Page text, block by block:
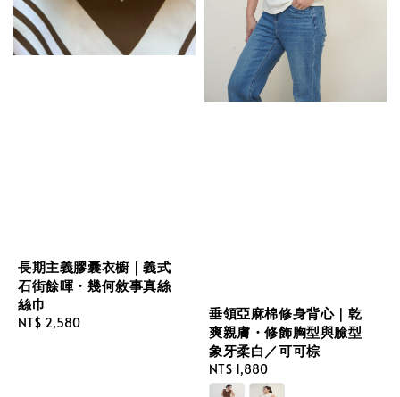
長期主義膠囊衣櫥｜義式
石街餘暉・幾何敘事真絲
絲巾
Regular
NT$ 2,580
垂領亞麻棉修身背心｜乾
爽親膚・修飾胸型與臉型
象牙柔白／可可棕
Regular
price
NT$ 1,880